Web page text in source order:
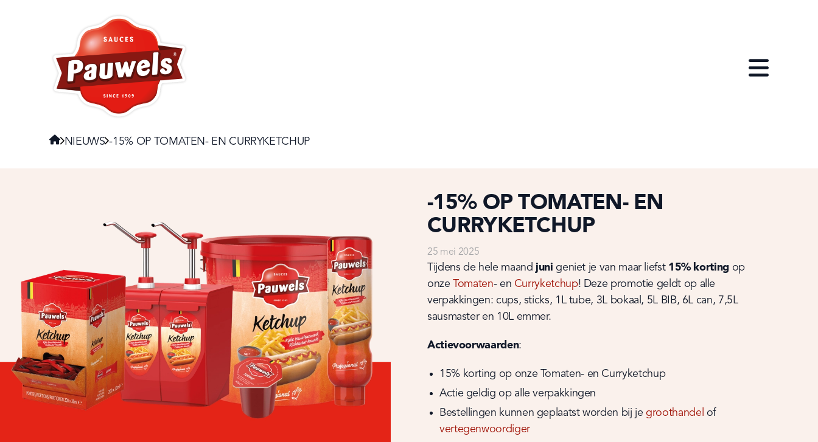
Open menu
Navigate to:
HOME
NIEUWS -15% OP TOMATEN- EN CURRYKETCHUP
-15% OP TOMATEN- EN
CURRYKETCHUP
25 mei 2025
Tijdens de hele maand juni geniet je van maar liefst 15% korting op
onze Tomaten- en Curryketchup! Deze promotie geldt op alle
verpakkingen: cups, sticks, 1L tube, 3L bokaal, 5L BIB, 6L can, 7,5L
sausmaster en 10L emmer.
Actievoorwaarden:
15% korting op onze Tomaten- en Curryketchup
Actie geldig op alle verpakkingen
Bestellingen kunnen geplaatst worden bij je groothandel
of
vertegenwoordiger